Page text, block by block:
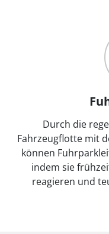
Durch die
Fahrzeugflotte mit
können
indem sie
reagieren und